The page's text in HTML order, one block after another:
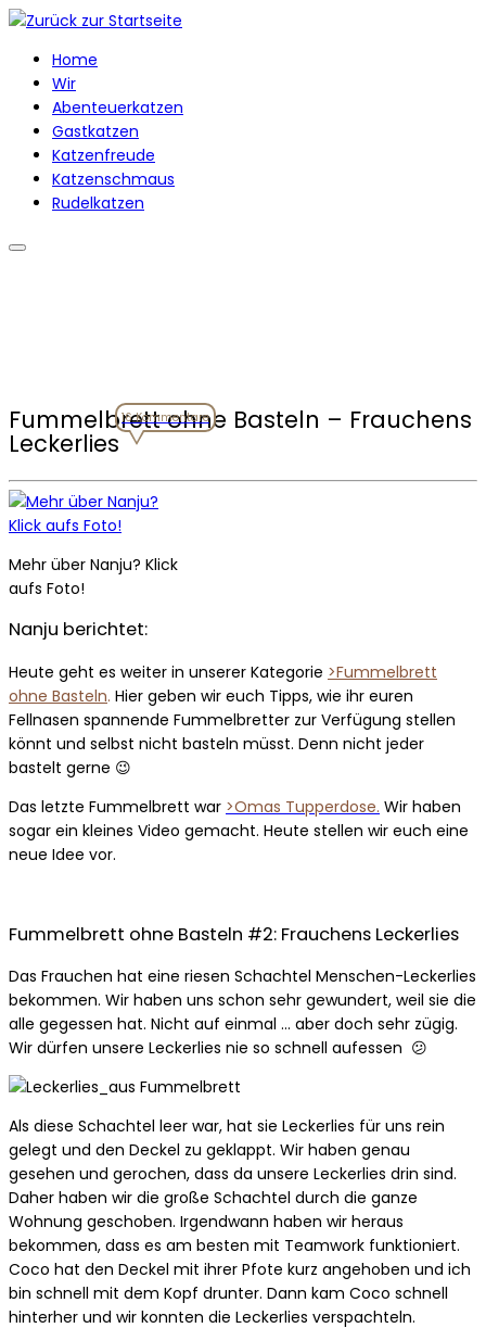
Zum
springenHome
Wir
Abenteuerkatzen
Gastkatzen
Katzenfreude
Katzenschmaus
Rudelkatzen
Fummelbrett ohne Basteln – Frauchens
Leckerlies
16 Kommentare
Mehr über Nanju? Klick
aufs Foto!
Nanju berichtet:
Heute geht es weiter in unserer Kategorie >Fummelbrett
ohne Basteln. Hier geben wir euch Tipps, wie ihr euren
Fellnasen spannende Fummelbretter zur Verfügung stellen
könnt und selbst nicht basteln müsst. Denn nicht jeder
bastelt gerne 😉
Das letzte Fummelbrett war >Omas Tupperdose. Wir haben
sogar ein kleines Video gemacht. Heute stellen wir euch eine
neue Idee vor.
Fummelbrett ohne Basteln #2: Frauchens Leckerlies
Das Frauchen hat eine riesen Schachtel Menschen-Leckerlies
bekommen. Wir haben uns schon sehr gewundert, weil sie die
alle gegessen hat. Nicht auf einmal … aber doch sehr zügig.
Wir dürfen unsere Leckerlies nie so schnell aufessen 😕
Als diese Schachtel leer war, hat sie Leckerlies für uns rein
gelegt und den Deckel zu geklappt. Wir haben genau
gesehen und gerochen, dass da unsere Leckerlies drin sind.
Daher haben wir die große Schachtel durch die ganze
Wohnung geschoben. Irgendwann haben wir heraus
bekommen, dass es am besten mit Teamwork funktioniert.
Coco hat den Deckel mit ihrer Pfote kurz angehoben und ich
bin schnell mit dem Kopf drunter. Dann kam Coco schnell
hinterher und wir konnten die Leckerlies verspachteln.